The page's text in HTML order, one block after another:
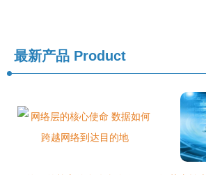
最新产品 Product